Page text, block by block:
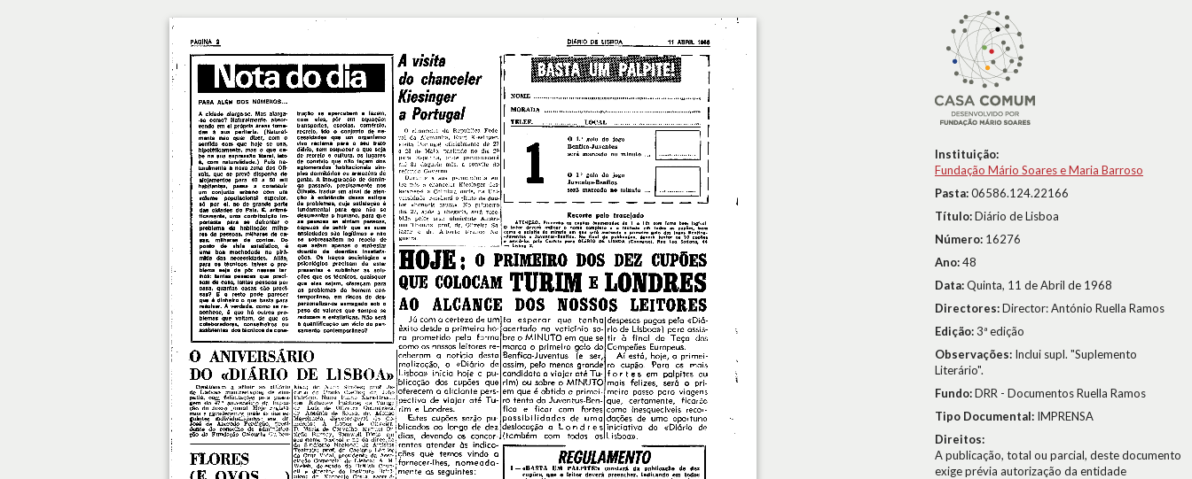
Instituição:
Fundação Mário Soares e Maria Barroso
Pasta:06586.124.22166
Título:Diário de Lisboa
Número: 16276
Ano:48
Data:Quinta, 11 de Abril de 1968
Directores:Director: António Ruella Ramos
Edição:3ª edição
Observações: Inclui supl. "Suplemento
Literário".
Fundo:DRR - Documentos Ruella Ramos
Tipo Documental: IMPRENSA
Direitos:
A publicação, total ou parcial, deste documento
exige prévia autorização da entidade